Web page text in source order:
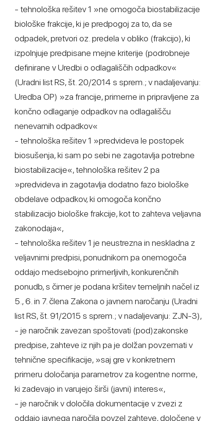
- tehnološka rešitev 1 »ne omogoča biostabilizacije
biološke frakcije, ki je predpogoj za to, da se
odpadek, pretvori oz. predela v obliko (frakcijo), ki
izpolnjuje predpisane mejne kriterije (podrobneje
definirane v Uredbi o odlagališčih odpadkov«
(Uradni list RS, št. 20/2014 s sprem.; v nadaljevanju:
Uredba OP) »za francije, primerne in pripravljene za
končno odlaganje odpadkov na odlagališču
nenevarnih odpadkov«
- tehnološka rešitev 1 »predvideva le postopek
biosušenja, ki sam po sebi ne zagotavlja potrebne
biostabilizacije«, tehnološka rešitev 2 pa
»predvideva in zagotavlja dodatno fazo biološke
obdelave odpadkov, ki omogoča končno
stabilizacijo biološke frakcije, kot to zahteva veljavna
zakonodaja«,
- tehnološka rešitev 1 je neustrezna in neskladna z
veljavnimi predpisi, ponudnikom pa onemogoča
oddajo medsebojno primerljivih, konkurenčnih
ponudb, s čimer je podana kršitev temeljnih načel iz
5., 6. in 7. člena Zakona o javnem naročanju (Uradni
list RS, št. 91/2015 s sprem.; v nadaljevanju: ZJN-3),
- je naročnik zavezan spoštovati (pod)zakonske
predpise, zahteve iz njih pa je dolžan povzemati v
tehnične specifikacije, »saj gre v konkretnem
primeru določanja parametrov za kogentne norme,
ki zadevajo in varujejo širši (javni) interes«,
- je naročnik v določila dokumentacije v zvezi z
oddajo javnega naročila povzel zahteve, določene v